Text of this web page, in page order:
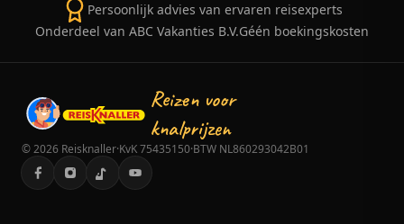
Persoonlijk advies van ervaren reisexperts
Onderdeel van ABC Vakanties B.V.Géén boekingskosten
Reizen voor
knalprijzen
©2026 Reisknaller·KvK 75435150·BTW NL860293042B01